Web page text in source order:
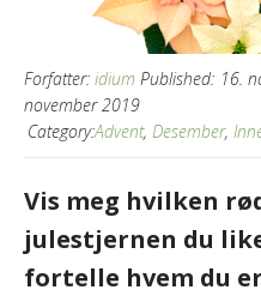
Forfatter: idium Published: 16.
november 2019
Category:Advent, Desember,
Vis meg hvilken
julestjernen du
fortelle hvem du